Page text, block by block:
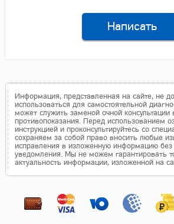
Написать
Информация, представленная на сайте, не
использоваться для самостоятельной
может служить заменой очной консультации
противопоказания. Перед использованием
инструкцией и проконсультируйтесь со
сохраняем за собой право вносить любые
исправления в изложенную информацию без
уведомления. Мы не можем гарантировать
актуальность информации, изложенной на